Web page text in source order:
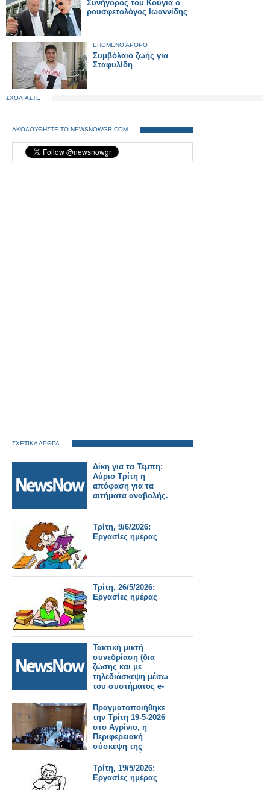
Συνήγορος του Κούγια ο
ρουσφετολόγος Ιωαννίδης
ΕΠΟΜΕΝΟ ΑΡΘΡΟ
Συμβόλαιο ζωής για
Σταφυλίδη
ΣΧΟΛΙΑΣΤΕ
ΑΚΟΛΟΥΘΗΣΤΕ ΤΟ NEWSNOWGR.COM
ΣΧΕΤΙΚΑ ΑΡΘΡΑ
Δίκη για τα Τέμπη:
Αύριο Τρίτη η
απόφαση για τα
αιτήματα αναβολής.
Τρίτη, 9/6/2026:
Εργασίες ημέρας
Τρίτη, 26/5/2026:
Εργασίες ημέρας
Τακτική μικτή
συνεδρίαση (δια
ζώσης και με
τηλεδιάσκεψη μέσω
του συστήματος e-
presence.gov.gr)
Δημοτικού
Συμβουλίου την Τρίτη
26 Μαΐου στις 07:00
μ.μ.
Πραγματοποιήθηκε
την Τρίτη 19-5-2026
στο Αγρίνιο, η
Περιφερειακή
σύσκεψη της
Συντονιστικής
Επιτροπής Αγώνα
(Σ.Ε.Α) των
συνταξιουχικων
Τρίτη, 19/5/2026:
Εργασίες ημέρας